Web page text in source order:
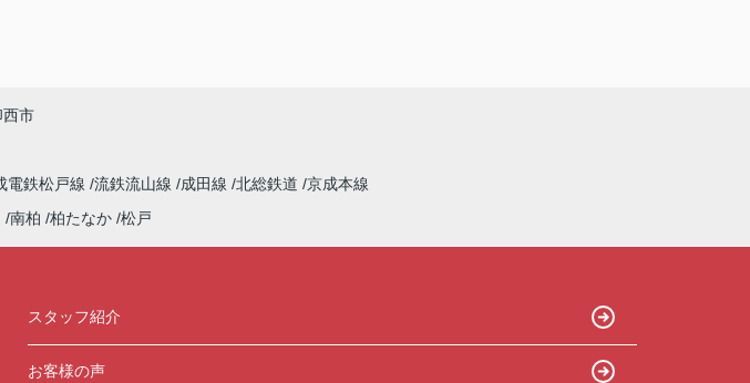
館では、お部屋のご紹介
のアフターフォローもさせ
やインターネット回線のご
のお困りごとなどございま
引越し業者のご紹介やインターネット回線のご
西市
電鉄松戸線 流鉄流山線 成田線 北総鉄道 京成本線
南柏 柏たなか 松戸
スタッフ紹介
お客様の声